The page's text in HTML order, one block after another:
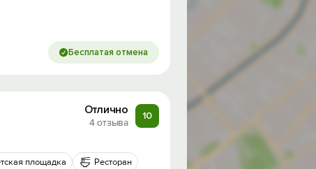
Бесплатая отмена
Отлично
4 отзыва
10
площадка Ресторан